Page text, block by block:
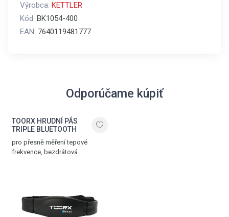
Výrobca: KETTLER
Kód: BK1054-400
EAN: 7640119481777
Odporúčame kúpiť
TOORX HRUDNÍ PÁS
TRIPLE BLUETOOTH
pro přesně měření tepové
frekvence, bezdrátová